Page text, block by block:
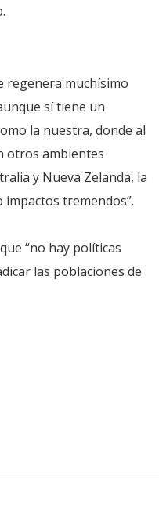
regenera muchísimo
sí tiene un
la nuestra, donde al
otros ambientes
y Nueva Zelanda, la
impactos tremendos”.
“no hay políticas
las poblaciones de